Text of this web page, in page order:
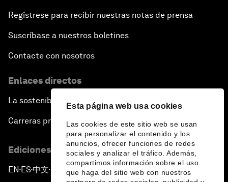
Esta página web usa cookies
Las cookies de este sitio web se usan
para personalizar el contenido y los
anuncios, ofrecer funciones de redes
sociales y analizar el tráfico. Además,
compartimos información sobre el uso
que haga del sitio web con nuestros
Regístrese para recibir nuestras notas de prensa
Suscríbase a nuestros boletines
Contacte con nosotros
Enlaces directos
La sostenibilidad en el Foro
Carreras profesionales
Ediciones en otros idiomas
EN ▪ES▪中文▪ 日本語